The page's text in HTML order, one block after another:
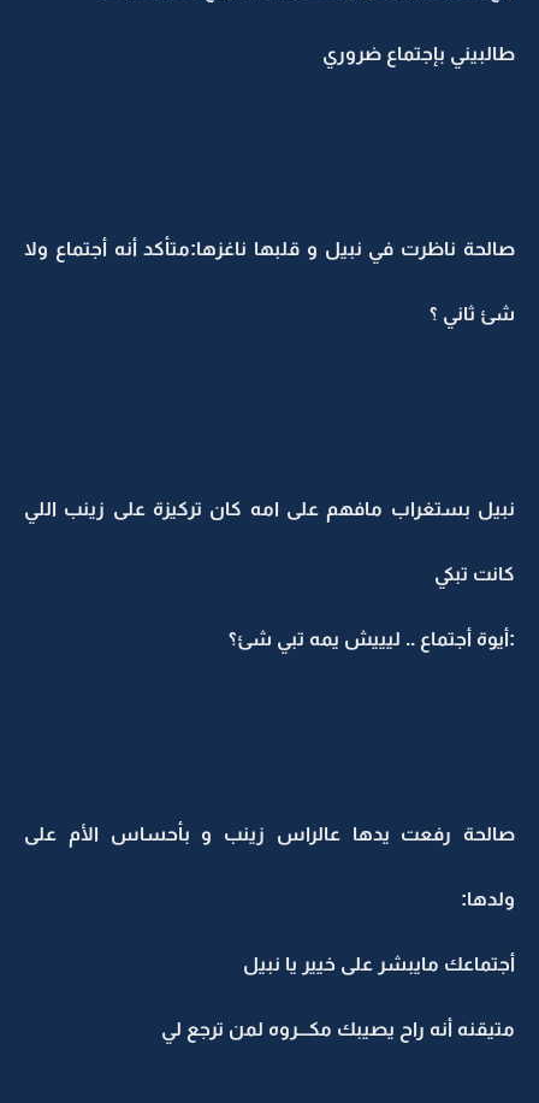
طالبيني بإجتماع ضروري
صالحة ناظرت في نبيل و قلبها ناغزها:متأكد أنه أجتماع ولا
شئ ثاني ؟
نبيل بستغراب مافهم على امه كان تركيزة على زينب اللي
كانت تبكي
:أيوة أجتماع .. ليييش يمه تبي شئ؟
صالحة رفعت يدها عالراس زينب و بأحساس الأم على
ولدها:
أجتماعك مايبشر على خيير يا نبيل
متيقنه أنه راح يصيبك مكـــروه لمن ترجع لي